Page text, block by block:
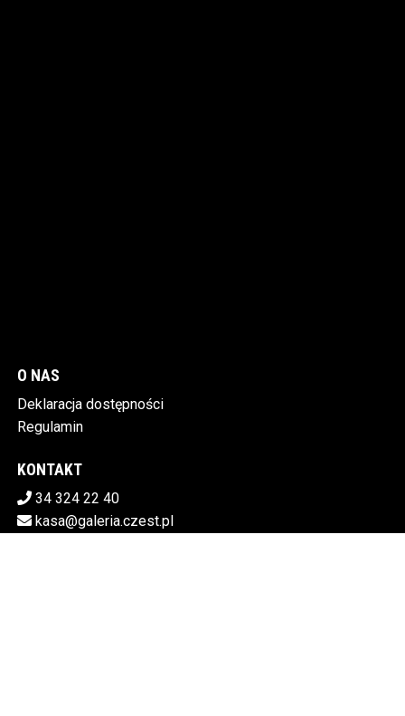
O NAS
Deklaracja dostępności
Regulamin
KONTAKT
34 324 22 40
kasa@galeria.czest.pl